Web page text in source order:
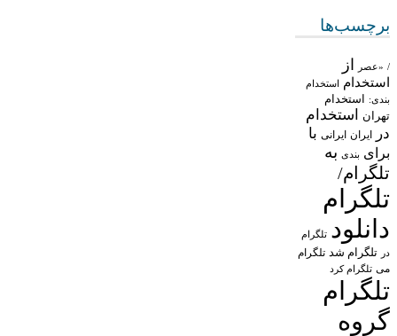
برچسب‌ها
/ «عصر از
استخدام استخدام
بندی: استخدام
تهران
استخدام
در
ایران ایرانی با
برای بندی به
تلگرام/
تلگرام
دانلود تلگرام
در تلگرام شد تلگرام
می تلگرام کرد
تلگرام
گروه